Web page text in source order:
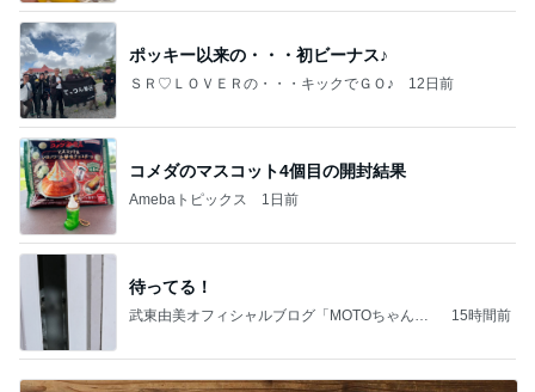
ポッキー以来の・・・初ビーナス♪
ＳＲ♡ＬＯＶＥＲの・・・キックでＧＯ♪ 12日前
コメダのマスコット4個目の開封結果
Amebaトピックス 1日前
待ってる！
武東由美オフィシャルブログ「MOTOちゃんと
15時間前